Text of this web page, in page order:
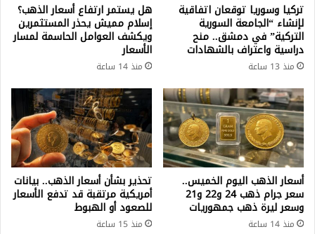
تركيا وسوريا توقعان اتفاقية
لإنشاء “الجامعة السورية
التركية” في دمشق.. منح
دراسية واعتراف بالشهادات
منذ 13 ساعة
هل يستمر ارتفاع أسعار الذهب؟
إسلام مميش يحذر المستثمرين
ويكشف العوامل الحاسمة لمسار
الأسعار
منذ 14 ساعة
أسعار الذهب اليوم الخميس..
سعر جرام ذهب 24 و22 و21
وسعر ليرة ذهب جمهوريات
منذ 14 ساعة
تحذير بشأن أسعار الذهب.. بيانات
أمريكية مرتقبة قد تدفع الأسعار
للصعود أو الهبوط
منذ 15 ساعة